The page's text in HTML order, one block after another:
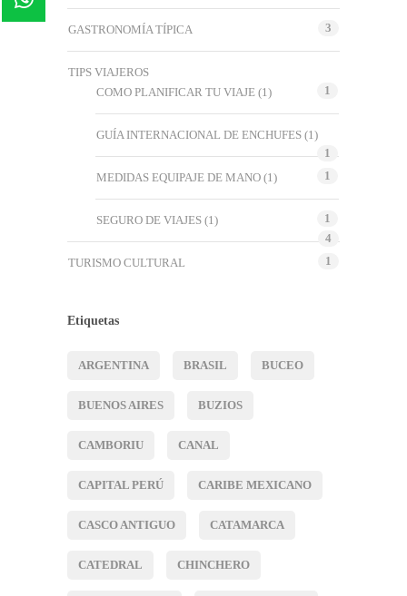
GASTRONOMÍA TÍPICA 3
TIPS VIAJEROS
COMO PLANIFICAR TU VIAJE (1) 1
GUÍA INTERNACIONAL DE ENCHUFES (1)
1
MEDIDAS EQUIPAJE DE MANO (1) 1
SEGURO DE VIAJES (1)
1
4
TURISMO CULTURAL
1
Etiquetas
ARGENTINA BRASIL BUCEO
BUENOS AIRES BUZIOS
CAMBORIU CANAL
CAPITAL PERÚ CARIBE MEXICANO
CASCO ANTIGUO CATAMARCA
CATEDRAL CHINCHERO